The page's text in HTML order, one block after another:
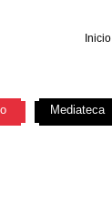
Inicio
Mediateca